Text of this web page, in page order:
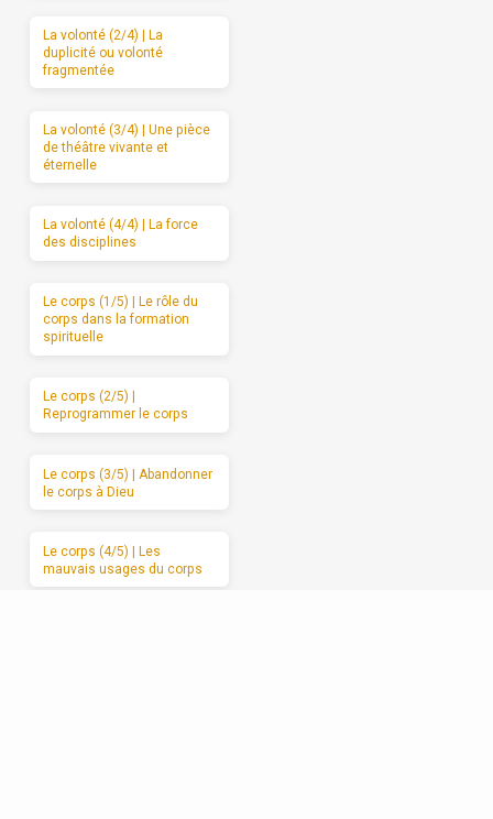
La volonté (2/4) | La
duplicité ou volonté
fragmentée
La volonté (3/4) | Une pièce
de théâtre vivante et
éternelle
La volonté (4/4) | La force
des disciplines
Le corps (1/5) | Le rôle du
corps dans la formation
spirituelle
Le corps (2/5) |
Reprogrammer le corps
Le corps (3/5) | Abandonner
le corps à Dieu
Le corps (4/5) | Les
mauvais usages du corps